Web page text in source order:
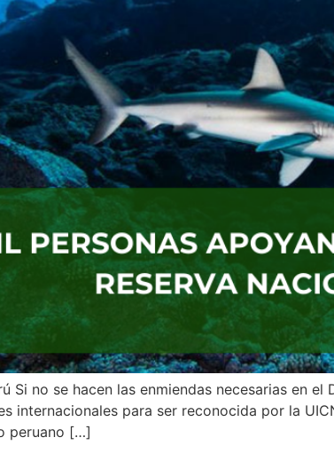
Si no se hacen las enmiendas necesarias en
internacionales para ser reconocida por la
peruano […]